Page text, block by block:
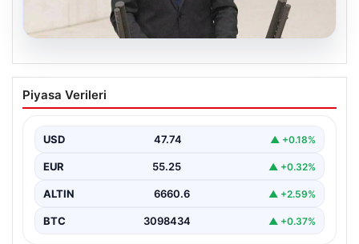
07.08.2026
AKP’li isimden skandal sözler! Barınma
sorunundan gençleri sorumlu tuttu
Sorunu ve Gençlerin Sorumluluğu Üzerine Tartışmalar",
"content":…
Piyasa Verileri
USD 47.74 ▲ +0.18%
EUR 55.25 ▲ +0.32%
ALTIN 6660.6 ▲ +2.59%
BTC 3098434 ▲ +0.37%